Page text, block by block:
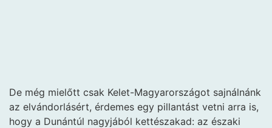
De még mielőtt csak Kelet-Magyarországot sajnálnánk
az elvándorlásért, érdemes egy pillantást vetni arra is,
hogy a Dunántúl nagyjából kettészakad: az északi